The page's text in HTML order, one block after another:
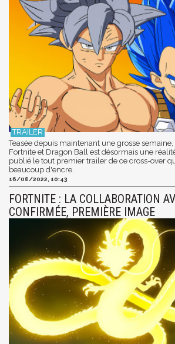
Teasée depuis maintenant une grosse
Fortnite et Dragon Ball est désormais une
publié le tout premier trailer de ce cross-over
beaucoup d'encre.
16/08/2022, 10:43
FORTNITE : LA COLLABORATION
CONFIRMÉE, PREMIÈRE IMAGE